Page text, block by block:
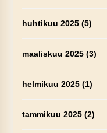
huhtikuu 2025(5)
maaliskuu 2025(3)
helmikuu 2025(1)
tammikuu 2025(2)